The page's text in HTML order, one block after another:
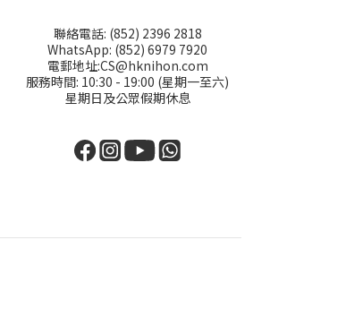
聯絡電話: (852) 2396 2818
WhatsApp: (852) 6979 7920
電郵地址:CS@hknihon.com
服務時間: 10:30 - 19:00 (星期一至六)
星期日及公眾假期休息